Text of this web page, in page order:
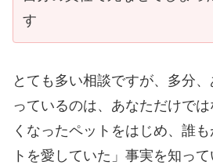
す
とても多い相談ですが、多分
っているのは、あなただけで
くなったペットをはじめ、誰
トを愛していた」事実を知っ